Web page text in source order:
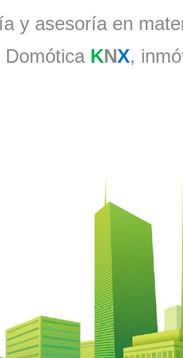
y asesoría en
Domótica KNX,